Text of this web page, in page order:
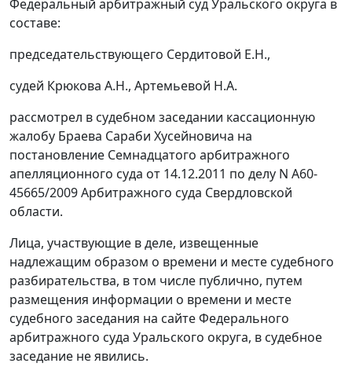
Федеральный арбитражный суд Уральского округа в
составе:
председательствующего Сердитовой Е.Н.,
судей Крюкова А.Н., Артемьевой Н.А.
рассмотрел в судебном заседании кассационную
жалобу Браева Сараби Хусейновича на
постановление Семнадцатого арбитражного
апелляционного суда от 14.12.2011 по делу N А60-
45665/2009 Арбитражного суда Свердловской
области.
Лица, участвующие в деле, извещенные
надлежащим образом о времени и месте судебного
разбирательства, в том числе публично, путем
размещения информации о времени и месте
судебного заседания на сайте Федерального
арбитражного суда Уральского округа, в судебное
заседание не явились.